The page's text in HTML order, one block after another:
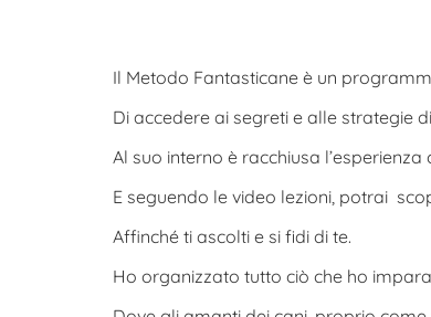
Il Metodo Fantasticane è un
Di accedere ai segreti e alle strategie
Al suo interno è racchiusa
E seguendo le video lezioni, potrai
Affinché ti ascolti e si fidi di te.
Ho organizzato tutto ciò che ho